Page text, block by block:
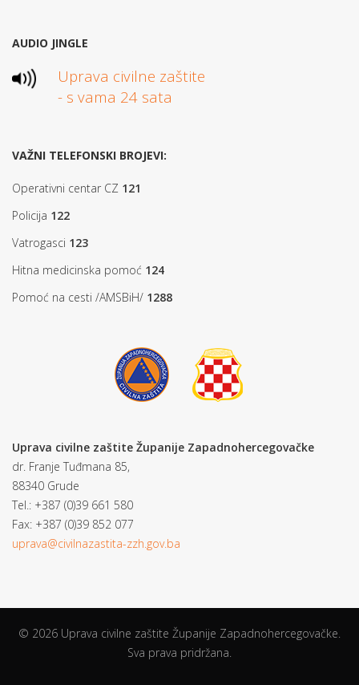
AUDIO JINGLE
Uprava civilne zaštite
- s vama 24 sata
VAŽNI TELEFONSKI BROJEVI:
Operativni centar CZ 121
Policija 122
Vatrogasci 123
Hitna medicinska pomoć 124
Pomoć na cesti /AMSBiH/ 1288
Uprava civilne zaštite Županije Zapadnohercegovačke
dr. Franje Tuđmana 85,
88340 Grude
Tel.: +387 (0)39 661 580
Fax: +387 (0)39 852 077
uprava@civilnazastita-zzh.gov.ba
© 2026 Uprava civilne zaštite Županije Zapadnohercegovačke.
Sva prava pridržana.